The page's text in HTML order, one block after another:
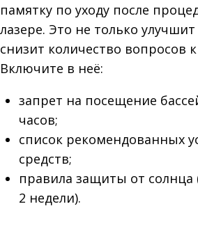
памятку по уходу после
лазере. Это не только
снизит количество вопросов
Включите в неё:
запрет на посещение
часов;
список рекомендованных
средств;
правила защиты от солнца
2 недели).